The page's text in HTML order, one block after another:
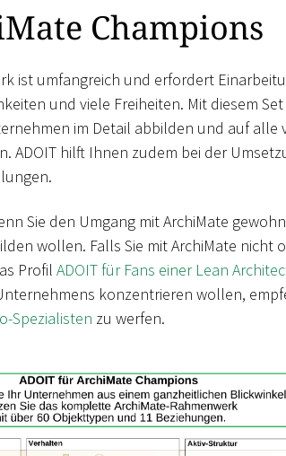
Champions
ist umfangreich und erfordert
und viele Freiheiten. Mit diesem
im Detail abbilden und auf alle
ADOIT hilft Ihnen zudem bei der
Sie den Umgang mit ArchiMate
wollen. Falls Sie mit ArchiMate nicht
Profil ADOIT für Fans einer Lean
konzentrieren wollen,
Spezialisten zu werfen.